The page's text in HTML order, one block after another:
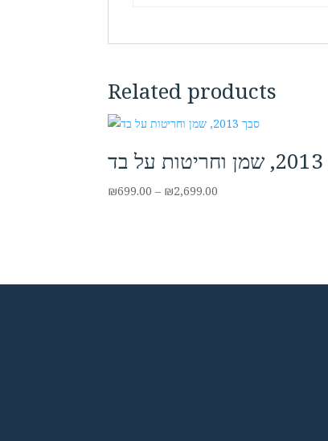
Related products
₪699.00 – ₪2,699.00